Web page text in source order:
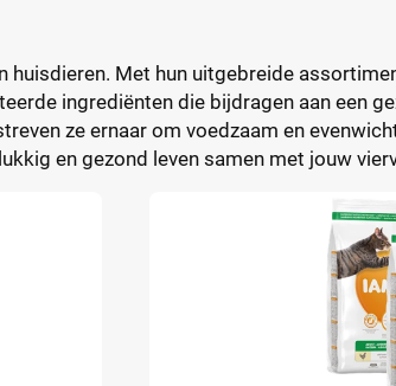
Met hun uitgebreide
ingrediënten die bijdragen aan een
ze ernaar om voedzaam en
en gezond leven samen met jouw